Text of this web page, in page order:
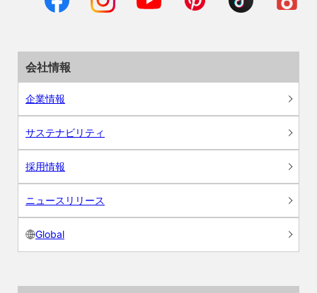
会社情報
企業情報
サステナビリティ
採用情報
ニュースリリース
Global